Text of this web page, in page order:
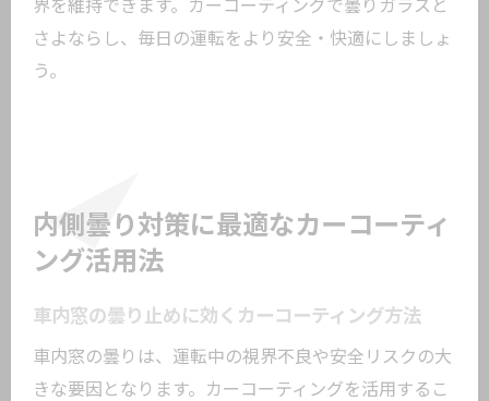
界を維持できます。カーコーティングで曇りガラスと
さよならし、毎日の運転をより安全・快適にしましょ
う。
内側曇り対策に最適なカーコーティ
ング活用法
車内窓の曇り止めに効くカーコーティング方法
車内窓の曇りは、運転中の視界不良や安全リスクの大
きな要因となります。カーコーティングを活用するこ